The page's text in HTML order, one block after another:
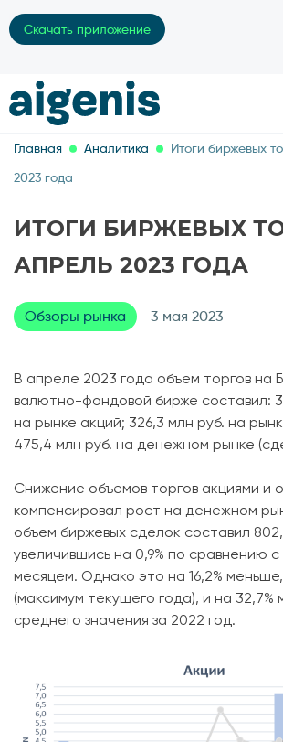
Скачать приложение
Главная Аналитика
Итоги биржевых
2023 года
ИТОГИ БИРЖЕВЫХ
АПРЕЛЬ 2023 ГОДА
Обзоры рынка 3 мая 2023
В апреле 2023 года объем торгов на
валютно-фондовой бирже составил:
на рынке акций; 326,3 млн руб. на
475,4 млн руб. на денежном рынке
Снижение объемов торгов акциями и
компенсировал рост на денежном
объем биржевых сделок составил
увеличившись на 0,9% по сравнению
месяцем. Однако это на 16,2%
(максимум текущего года), и на 32,7%
среднего значения за 2022 год.